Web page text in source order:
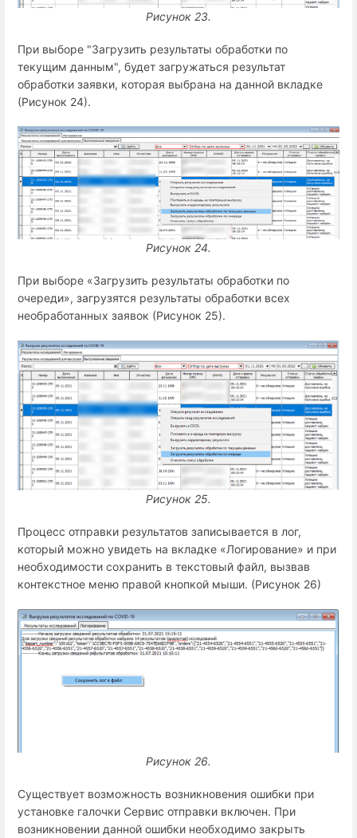
Рисунок 23.
При выборе "Загрузить результаты обработки по
текущим данным", будет загружаться результат
обработки заявки, которая выбрана на данной вкладке
(Рисунок 24).
Рисунок 24.
При выборе «Загрузить результаты обработки по
очереди», загрузятся результаты обработки всех
необработанных заявок (Рисунок 25).
Рисунок 25.
Процесс отправки результатов записывается в лог,
который можно увидеть на вкладке «Логирование» и при
необходимости сохранить в текстовый файл, вызвав
контекстное меню правой кнопкой мыши. (Рисунок 26)
Рисунок 26.
Существует возможность возникновения ошибки при
установке галочки Сервис отправки включен. При
возникновении данной ошибки необходимо закрыть